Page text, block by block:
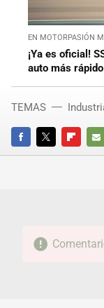
EN MOTORPASIÓN
¡Ya es oficial!
auto más
FACEBOOKTWITTER
E-
TEMAS